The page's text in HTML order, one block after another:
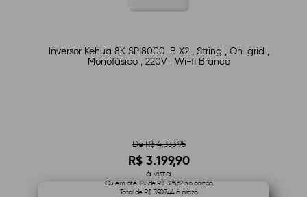
Inversor Kehua 8K SPI8000-B X2 , String , On-grid ,
Monofásico , 220V , Wi-fi Branco
De R$ 4.333,95
R$ 3.199,90
à vista
Ou em até 12x de R$ 325,62 no cartão
Total de R$ 3.907,44 à prazo